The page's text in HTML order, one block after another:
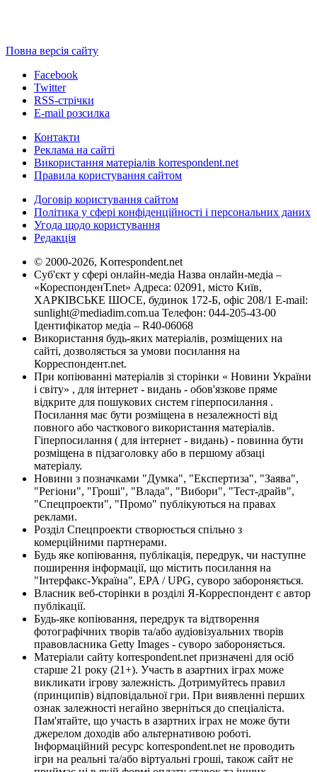
Повна версія сайту
Facebook
Twitter
RSS-стрічки
E-mail розсилка
Контакти
Реклама на сайті
Використання матеріалів korrespondent.net
Правила користування сайтом
Договір користування сайтом
Політика у сфері конфіденційності і персональних даних
Угода щодо користування
Редакція
© 2000-2026, Korrespondent.net
Суб'єкт у сфері онлайн-медіа Назва онлайн-медіа –
«КореспонденТ.net» Адреса: 02091, місто Київ,
ХАРКІВСЬКЕ ШОСЕ, будинок 172-Б, офіс 208/1 E-mail:
sunlight@mediadim.com.ua Телефон: 044-205-43-00
Ідентифікатор медіа – R40-06068
Використання будь-яких матеріалів, розміщених на
сайті, дозволяється за умови посилання на
Корреспондент.net.
При копіюванні матеріалів зі сторінки « Новини України
і світу» , для інтернет - видань - обов'язкове пряме
відкрите для пошукових систем гіперпосилання .
Посилання має бути розміщена в незалежності від
повного або часткового використання матеріалів.
Гіперпосилання ( для інтернет - видань) - повинна бути
розміщена в підзаголовку або в першому абзаці
матеріалу.
Новини з позначками "Думка", "Експертиза", "Заява",
"Регіони", "Гроші", "Влада", "Вибори", "Тест-драйв",
"Спецпроекти", "Промо" публікуються на правах
реклами.
Розділ Спецпроекти створюється спільно з
комерційними партнерами.
Будь яке копіювання, публікація, передрук, чи наступне
поширення інформації, що містить посилання на
"Інтерфакс-Україна", EPA / UPG, суворо забороняється.
Власник веб-сторінки в розділі Я-Корреспондент є автор
публікації.
Будь-яке копіювання, передрук та відтворення
фотографічних творів та/або аудіовізуальних творів
правовласника Getty Images - суворо забороняється.
Матеріали сайту korrespondent.net призначені для осіб
старше 21 року (21+). Участь в азартних іграх може
викликати ігрову залежність. Дотримуйтесь правил
(принципів) відповідальної гри. При виявленні перших
ознак залежності негайно зверніться до спеціаліста.
Пам'ятайте, що участь в азартних іграх не може бути
джерелом доходів або альтернативою роботі.
Інформаційний ресурс korrespondent.net не проводить
ігри на реальні та/або віртуальні гроші, також сайт не